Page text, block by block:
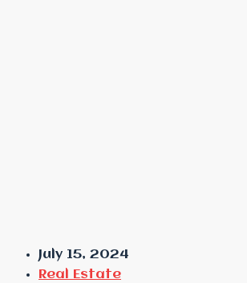
July 15, 2024
Real Estate